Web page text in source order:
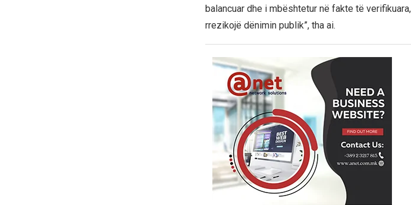
balancuar dhe i mbështetur në fakte të
rrezikojë dënimin publik”, tha ai.